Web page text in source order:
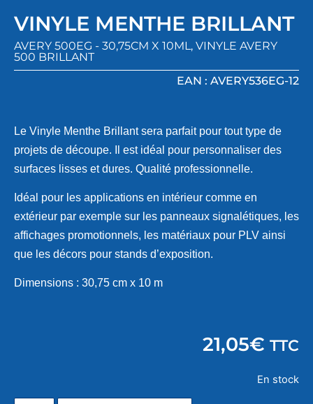
VINYLE MENTHE BRILLANT
AVERY 500EG - 30,75CM X 10ML , VINYLE AVERY
500 BRILLANT
EAN : AVERY536EG-12
Le Vinyle Menthe Brillant sera parfait pour tout type de
projets de découpe. Il est idéal pour personnaliser des
surfaces lisses et dures. Qualité professionnelle.
Idéal pour les applications en intérieur comme en
extérieur par exemple sur les panneaux signalétiques, les
affichages promotionnels, les matériaux pour PLV ainsi
que les décors pour stands d’exposition.
Dimensions : 30,75 cm x 10 m
21,05€ TTC
En stock